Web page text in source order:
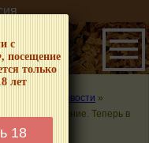
с
посещение
только
лет
18
Табачные новости »
парение. Теперь в